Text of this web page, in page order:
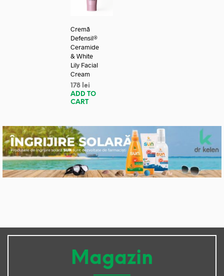
Cremă
Defensil®
Ceramide
& White
Lily Facial
Cream
178 lei
ADD TO
CART
Magazin